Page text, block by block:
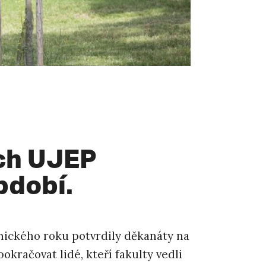
UJEP
roku potvrdily děkanáty na
lidé, kteří fakulty vedli